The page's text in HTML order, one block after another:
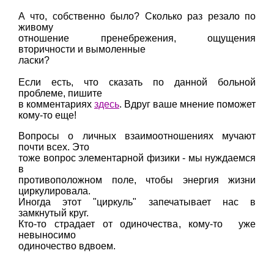
А что, собственно было? Сколько раз резало по
живому
отношение пренебрежения, ощущения
вторичности и вымоленные
ласки?
Если есть, что сказать по данной больной
проблеме, пишите
в комментариях здесь. Вдруг ваше мнение поможет
кому-то еще!
Вопросы о личных взаимоотношениях мучают
почти всех. Это
тоже вопрос элементарной физики - мы нуждаемся
в
противоположном поле, чтобы энергия жизни
циркулировала.
Иногда этот "циркуль" запечатывает нас в
замкнутый круг.
Кто-то страдает от одиночества, кому-то уже
невыносимо
одиночество вдвоем.